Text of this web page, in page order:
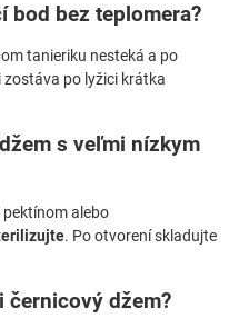
bod bez teplomera?
tanieriku nesteká a po
zostáva po lyžici krátka
s veľmi nízkym
pektínom alebo
. Po otvorení skladujte
černicový džem?